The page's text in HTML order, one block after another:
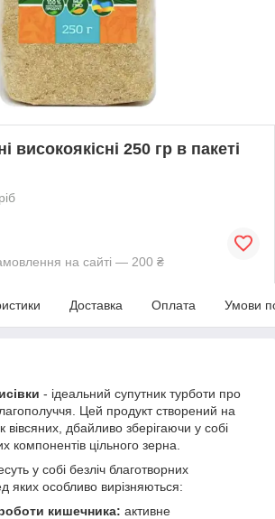
високоякісні 250 гр в пакеті
на сайті — 200 ₴
Доставка Оплата Умови
- ідеальний супутник турботи про
Цей продукт створений на
вівсяних, дбайливо зберігаючи у собі
компонентів цільного зерна.
у собі безліч благотворних
яких особливо вирізняються:
кишечника: активне